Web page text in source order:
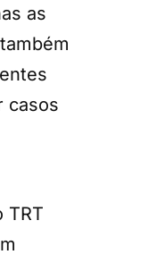
as
casos
TRT